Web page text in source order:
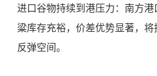
进口谷物持续到港压力：南方
粱库存充裕，价差优势显著，
反弹空间。